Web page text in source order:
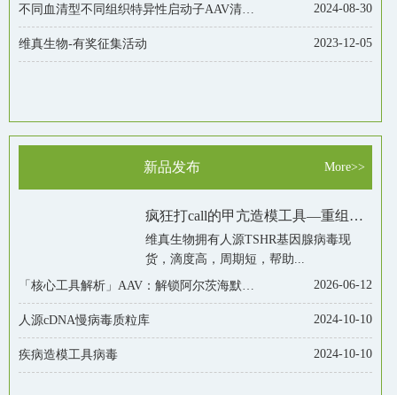
2024-08-30
维真生物-有奖征集活动 2023-12-05
新品发布 More>>
疯狂打call的甲亢造模工具—重组腺病毒Ad-TSHR289，了解一下！
维真生物拥有人源TSHR基因腺病毒现
货，滴度高，周期短，帮助...
2026-06-12
人源cDNA慢病毒质粒库 2024-10-10
疾病造模工具病毒 2024-10-10